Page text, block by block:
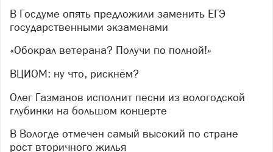
В Госдуме опять предложили заменить ЕГЭ
государственными экзаменами
«Обокрал ветерана? Получи по полной!»
ВЦИОМ: ну что, рискнём?
Олег Газманов исполнит песни из вологодской
глубинки на большом концерте
В Вологде отмечен самый высокий по стране
рост вторичного жилья